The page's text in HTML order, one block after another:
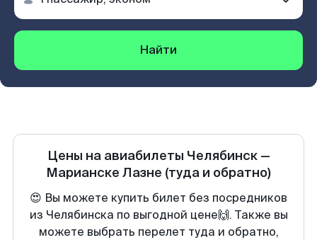
Найти
Цены на авиабилеты Челябинск—
Марианске Лазне (туда и обратно)
😍 Вы можете купить билет без посредников
из Челябинска по выгодной цене🙌. Также вы
можете выбрать перелет туда и обратно,